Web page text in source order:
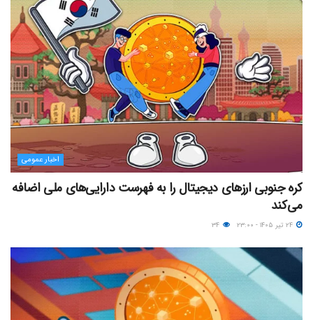
اخبار عمومی
کره جنوبی ارزهای دیجیتال را به فهرست دارایی‌های ملی اضافه
می‌کند